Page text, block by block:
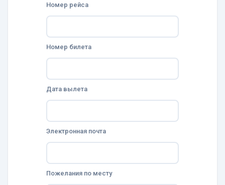
Номер рейса
Номер билета
Дата вылета
Электронная почта
Пожелания по месту